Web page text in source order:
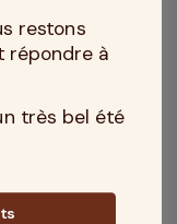
restons
répondre à
très bel été